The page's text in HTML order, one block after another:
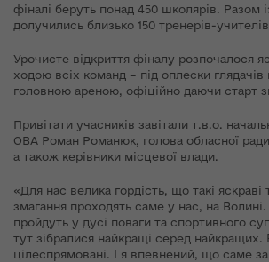
фіналі беруть понад 450 школярів. Разом
долучились близько 150 тренерів-учителів
Урочисте відкриття фіналу розпочалося
ходою всіх команд – під оплески
головною ареною, офіційно даючи старт
Привітати учасників завітали т.в.о.
ОВА Роман Романюк, голова обласної ради
а також керівники місцевої влади.
«Для нас велика гордість, що такі яскраві
змагання проходять саме у нас, на
пройдуть у дусі поваги та спортивного
тут зібралися найкращі серед найкращих.
цілеспрямовані. І я впевнений, що саме